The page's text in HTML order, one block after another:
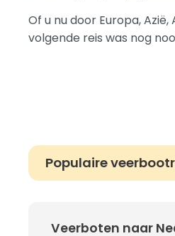
Of u nu door Europa,
volgende reis was nog
Populaire
Veerboten naar